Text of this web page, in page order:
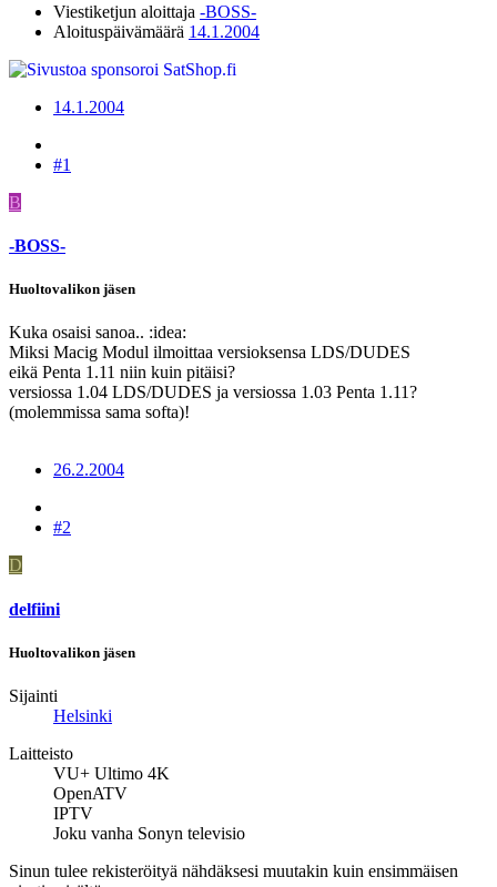
Viestiketjun aloittaja -BOSS-
Aloituspäivämäärä 14.1.2004
14.1.2004
#1
B
-BOSS-
Huoltovalikon jäsen
Kuka osaisi sanoa.. :idea:
Miksi Macig Modul ilmoittaa versioksensa LDS/DUDES
eikä Penta 1.11 niin kuin pitäisi?
versiossa 1.04 LDS/DUDES ja versiossa 1.03 Penta 1.11?
(molemmissa sama softa)!
26.2.2004
#2
D
delfiini
Huoltovalikon jäsen
Sijainti
Helsinki
Laitteisto
VU+ Ultimo 4K
OpenATV
IPTV
Joku vanha Sonyn televisio
Sinun tulee rekisteröityä nähdäksesi muutakin kuin ensimmäisen